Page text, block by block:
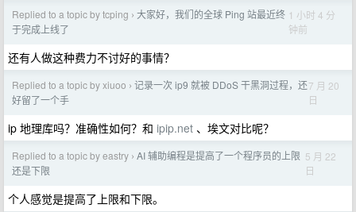
Replied to a topic by tcping › 大家好，我们的全球 Ping 站最近终
于完成上线了
1 小时 4 分
钟前
还有人做这种费力不讨好的事情？
Replied to a topic by xiuoo › 记录一次 ip9 就被 DDoS 干黑洞过程，还
好留了一个手
7 月 20
日
ip 地理库吗？准确性如何？和 ipip.net 、埃文对比呢？
Replied to a topic by eastry › AI 辅助编程是提高了一个程序员的上限
还是下限
5 月 22
日
个人感觉是提高了上限和下限。